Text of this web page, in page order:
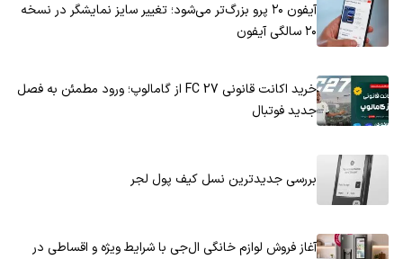
آیفون ۲۰ پرو بزرگ‌تر می‌شود؛ تغییر سایز نمایشگر در نسخه
۲۰ سالگی آیفون
خرید اکانت قانونی FC 27 از گامالوپ؛ ورود مطمئن به فصل
جدید فوتبال
بررسی جدیدترین نسل کیف پول لجر
آغاز فروش لوازم خانگی ال‌جی با شرایط ویژه و اقساطی در